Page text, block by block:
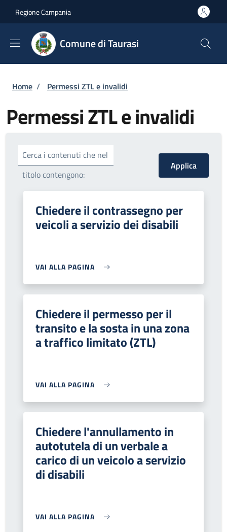
Regione Campania
Comune di Taurasi
Briciole di pane
Home / Permessi ZTL e invalidi
Permessi ZTL e invalidi
Cerca i contenuti che nel
titolo contengono:
Chiedere il contrassegno per
veicoli a servizio dei disabili
VAI ALLA PAGINA
Chiedere il permesso per il
transito e la sosta in una zona
a traffico limitato (ZTL)
VAI ALLA PAGINA
Chiedere l'annullamento in
autotutela di un verbale a
carico di un veicolo a servizio
di disabili
VAI ALLA PAGINA